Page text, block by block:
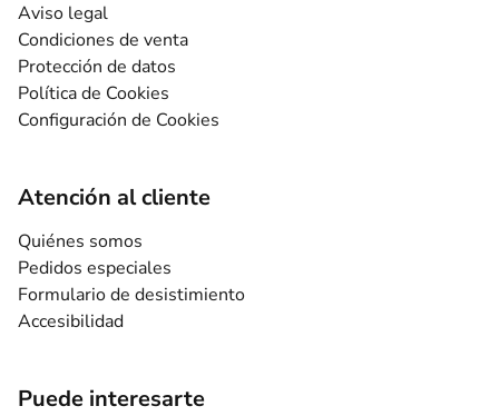
Aviso legal
Condiciones de venta
Protección de datos
Política de Cookies
Configuración de Cookies
Atención al cliente
Quiénes somos
Pedidos especiales
Formulario de desistimiento
Accesibilidad
Puede interesarte